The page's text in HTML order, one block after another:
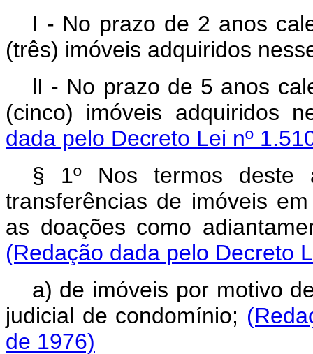
I - No prazo de 2 anos
(três) imóveis adquiridos
lI - No prazo de 5 anos
(cinco) imóveis adquiridos
dada pelo Decreto Lei nº
§ 1º Nos termos deste
transferências de imóveis
as doações como
(Redação dada pelo Decreto
a) de imóveis por motivo
judicial de condomínio;
de 1976)